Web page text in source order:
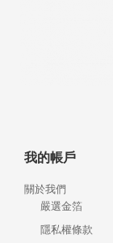
我的帳戶
關於我們
嚴選金箔
隱私權條款